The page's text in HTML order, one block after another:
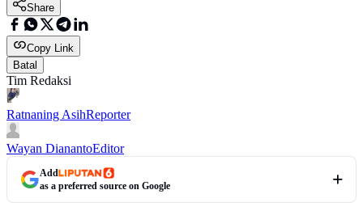
Share
Copy Link
Batal
Tim Redaksi
Ratnaning AsihReporter
Wayan DianantoEditor
Add
as a preferred source on Google